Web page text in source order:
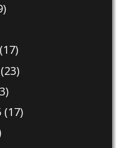
(17)